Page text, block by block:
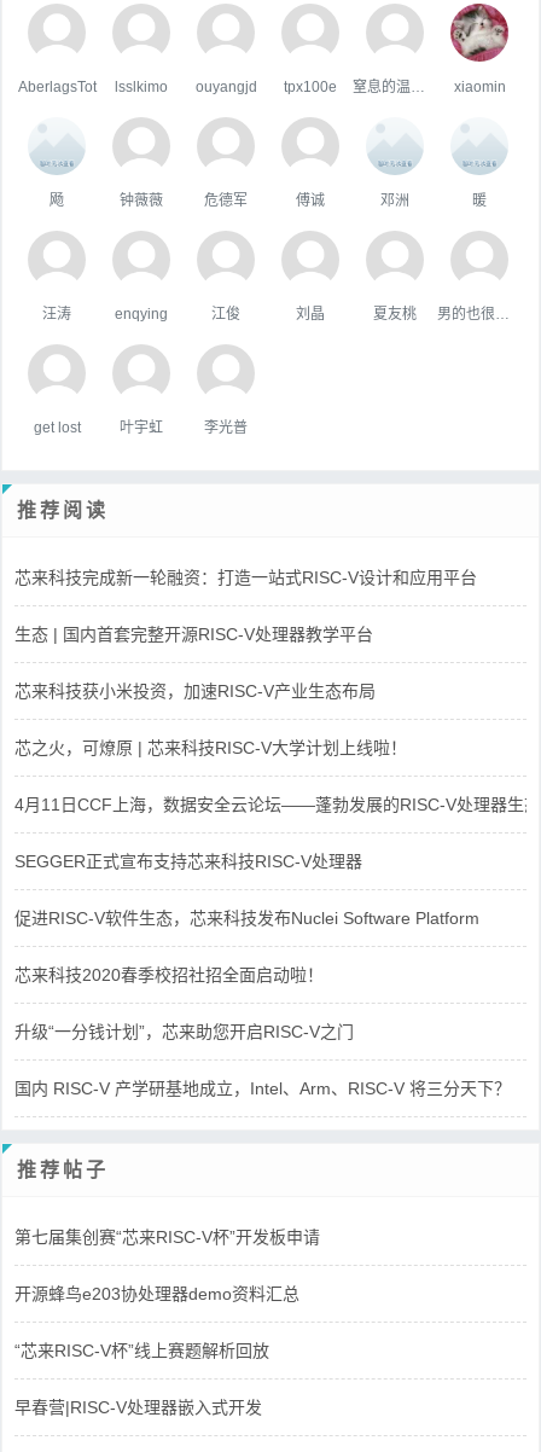
AberlagsTot lsslkimo ouyangjd tpx100e xiaomin
飏 钟薇薇 危德军 傅诚 邓洲 暖
汪涛 enqying 江俊 刘晶 夏友桃
get lost 叶宇虹 李光普
推荐阅读
芯来科技完成新一轮融资：打造一站式RISC-V设计和应用平台
生态 | 国内首套完整开源RISC-V处理器教学平台
芯来科技获小米投资，加速RISC-V产业生态布局
芯之火，可燎原 | 芯来科技RISC-V大学计划上线啦！
4月11日CCF上海，数据安全云论坛——蓬勃发展的RISC-V处理器生态
SEGGER正式宣布支持芯来科技RISC-V处理器
促进RISC-V软件生态，芯来科技发布Nuclei Software Platform
芯来科技2020春季校招社招全面启动啦！
升级“一分钱计划”，芯来助您开启RISC-V之门
国内 RISC-V 产学研基地成立，Intel、Arm、RISC-V 将三分天下？
推荐帖子
第七届集创赛“芯来RISC-V杯”开发板申请
开源蜂鸟e203协处理器demo资料汇总
“芯来RISC-V杯”线上赛题解析回放
早春营|RISC-V处理器嵌入式开发